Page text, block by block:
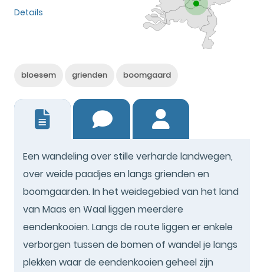
Details
bloesem grienden boomgaard
Een wandeling over stille verharde landwegen,
over weide paadjes en langs grienden en
boomgaarden. In het weidegebied van het land
van Maas en Waal liggen meerdere
eendenkooien. Langs de route liggen er enkele
verborgen tussen de bomen of wandel je langs
plekken waar de eendenkooien geheel zijn